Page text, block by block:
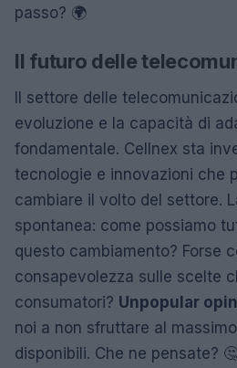
passo? 🌍
Il futuro delle
Il settore delle
evoluzione e la capacità di
fondamentale. Cellnex sta
tecnologie e innovazioni che
cambiare il volto del settore.
spontanea: come possiamo
questo cambiamento? Forse
consapevolezza sulle scelte
consumatori? Unpopular
noi a non sfruttare al
disponibili. Che ne pensate?